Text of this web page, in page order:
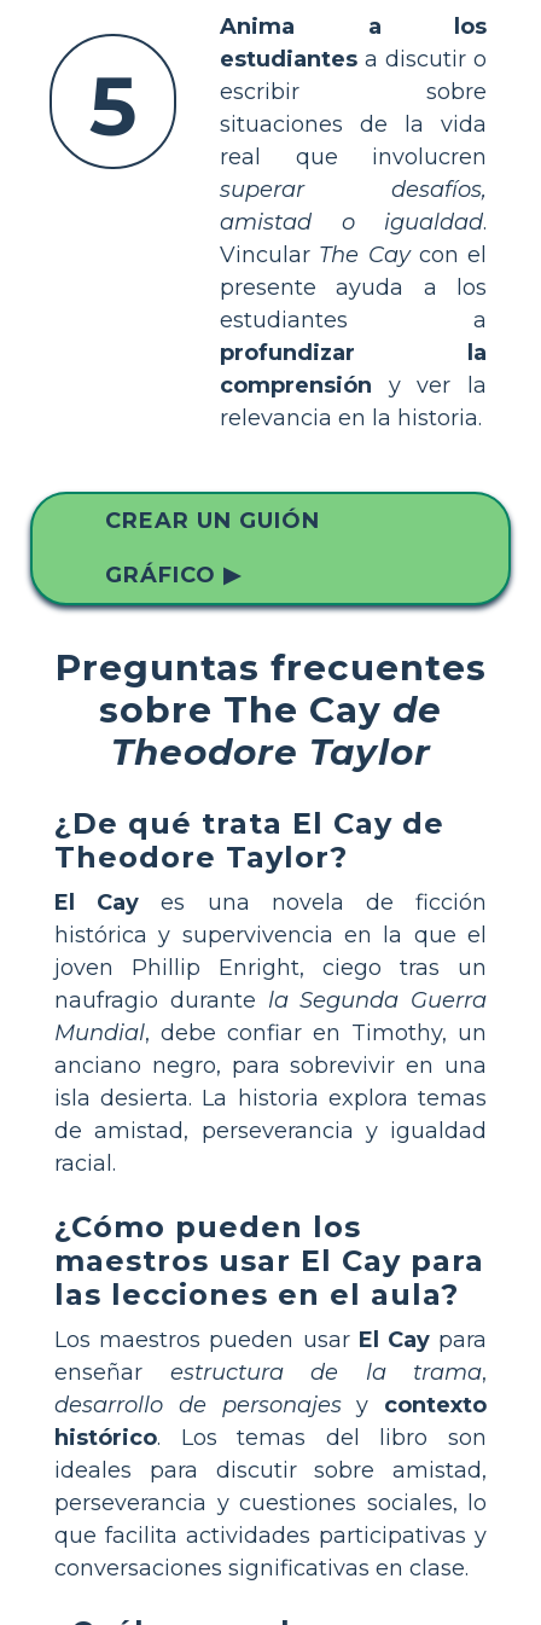
5
Anima a los
estudiantes a discutir o
escribir sobre
situaciones de la vida
real que involucren
superar desafíos,
amistad o igualdad.
Vincular The Caycon el
presente ayuda a los
estudiantes a
profundizar la
comprensión y ver la
relevancia en la historia.
CREAR UN GUIÓN
GRÁFICO ▶
Preguntas frecuentes
sobre The Cay de
Theodore Taylor
¿De qué trata El Cay de
Theodore Taylor?
El Cay es una novela de ficción
histórica y supervivencia en la que el
joven Phillip Enright, ciego tras un
naufragio durante la Segunda Guerra
Mundial, debe confiar en Timothy, un
anciano negro, para sobrevivir en una
isla desierta. La historia explora temas
de amistad, perseverancia y igualdad
racial.
¿Cómo pueden los
maestros usar El Cay para
las lecciones en el aula?
Los maestros pueden usar El Caypara
enseñar estructura de la trama,
desarrollo de personajesy contexto
histórico. Los temas del libro son
ideales para discutir sobre amistad,
perseverancia y cuestiones sociales, lo
que facilita actividades participativas y
conversaciones significativas en clase.